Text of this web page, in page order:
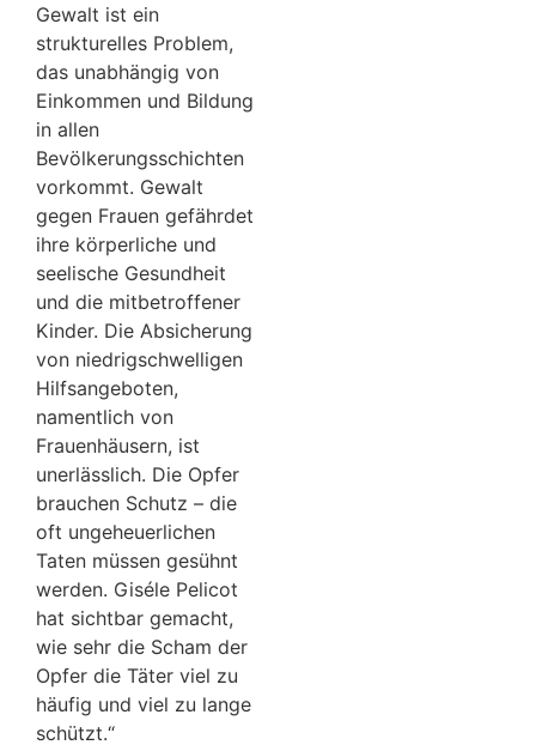
Gewalt ist ein
strukturelles Problem,
das unabhängig von
Einkommen und Bildung
in allen
Bevölkerungsschichten
vorkommt. Gewalt
gegen Frauen gefährdet
ihre körperliche und
seelische Gesundheit
und die mitbetroffener
Kinder. Die Absicherung
von niedrigschwelligen
Hilfsangeboten,
namentlich von
Frauenhäusern, ist
unerlässlich. Die Opfer
brauchen Schutz – die
oft ungeheuerlichen
Taten müssen gesühnt
werden. Giséle Pelicot
hat sichtbar gemacht,
wie sehr die Scham der
Opfer die Täter viel zu
häufig und viel zu lange
schützt.“